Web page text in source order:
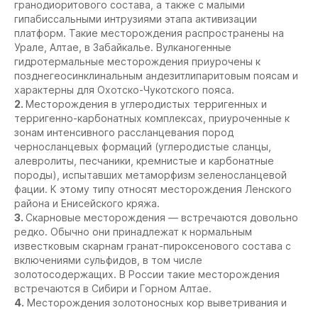
гранодиоритового состава, а также с малыми
гипабиссальными интрузиями этапа активизации
платформ. Такие месторождения распространены на
Урале, Алтае, в Забайкалье. Вулканогенные
гидротермальные месторождения приурочены к
позднегеосинклинальным андезитлипаритовым поясам и
характерны для Охотско-Чукотского пояса.
2. Месторождения в углеродистых терригенных и
терригенно-карбонатных комплексах, приуроченные к
зонам интенсивного рассланцевания пород
черносланцевых формаций (углеродистые сланцы,
алевролиты, песчаники, кремнистые и карбонатные
породы), испытавших метаморфизм зеленосланцевой
фации. К этому типу относят месторождения Ленского
района и Енисейского кряжа.
3. Скарновые месторождения — встречаются довольно
редко. Обычно они принадлежат к нормальным
известковым скарнам гранат-пироксенового состава с
включениями сульфидов, в том числе
золотосодержащих. В России такие месторождения
встречаются в Сибири и Горном Алтае.
4. Месторождения золотоносных кор выветривания и